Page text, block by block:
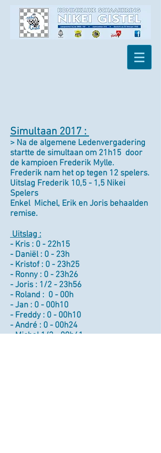
Simultaan 2017 :
> Na de algemene Ledenvergadering
startte de simultaan om 21h15 door
de kampioen Frederik Mylle.
Frederik nam het op tegen 12 spelers.
Uitslag Frederik 10,5 - 1,5 Nikei
Spelers
Enkel Michel, Erik en Joris behaalden
remise.
Uitslag :
- Kris : 0 - 22h15
- Daniël : 0 - 23h
- Kristof : 0 - 23h25
- Ronny : 0 - 23h26
- Joris : 1/2 - 23h56
- Roland : 0 - 00h
- Jan : 0 - 00h10
- Freddy : 0 - 00h10
- André : 0 - 00h24
- Michel 1/2 - 00h41